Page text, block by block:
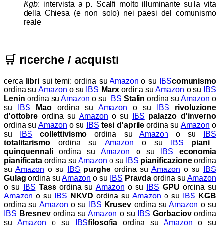
Kgb: intervista a p. Scalfi molto illuminante sulla vita
della Chiesa (e non solo) nei paesi del comunismo
reale
🛒 ricerche / acquisti
cerca libri sui temi:ordina suAmazon o su IBScomunismo
ordina su Amazon o su IBS Marx ordina suAmazon o su
IBS
Lenin ordina suAmazon o su IBS Stalin ordina su Amazon o
su
IBS Mao ordina suAmazon o su IBS rivoluzione
d'ottobre ordina su Amazon o su IBS palazzo d'inverno
ordina su Amazon o su IBS tesi d'aprile ordina su Amazon o
su
IBS collettivismo ordina su Amazon o su
IBS
totalitarismo
ordina su Amazon o su IBS piani
quinquennali
ordina suAmazon o su IBS economia
pianificata ordina su Amazon o su IBS pianificazione ordina
suAmazon o su IBS purghe ordina su Amazon o su
IBS
Gulag ordina suAmazon o su IBS Pravda ordina su Amazon
o su
IBS Tass ordina su Amazon o su IBS GPU ordina su
Amazon o su IBS NKVD ordina su Amazon o su IBS KGB
ordina su Amazon o su IBS Krusev ordina suAmazon o su
IBS Bresnev ordina suAmazon o su IBS Gorbaciov ordina
su Amazon o su IBSfilosofia ordina su Amazon o su